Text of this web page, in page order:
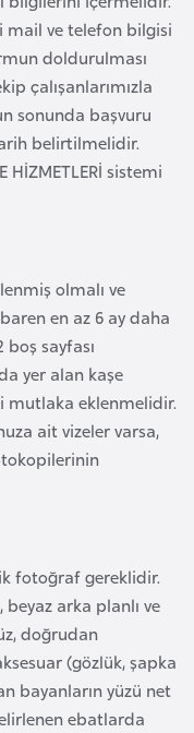
mail ve telefon bilgisi
doldurulması
çalışanlarımızla
sonunda başvuru
belirtilmelidir.
HİZMETLERİ sistemi
olmalı ve
en az 6 ay daha
sayfası
yer alan kaşe
mutlaka eklenmelidir.
ait vizeler varsa,
fotoğraf gereklidir.
arka planlı ve
doğrudan
(gözlük, şapka
bayanların yüzü net
ebatlarda